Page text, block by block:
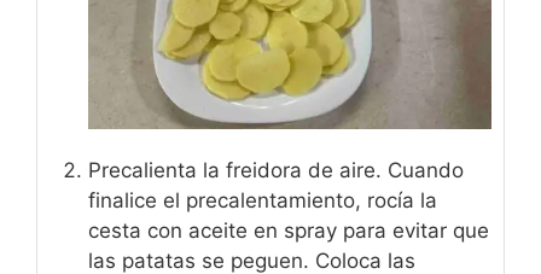
Precalienta la freidora de aire. Cuando
finalice el precalentamiento, rocía la
cesta con aceite en spray para evitar que
las patatas se peguen. Coloca las